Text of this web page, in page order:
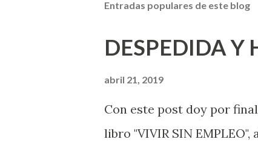
Entradas populares de este blog
DESPEDIDA Y
abril 21, 2019
Con este post doy por
libro "VIVIR SIN